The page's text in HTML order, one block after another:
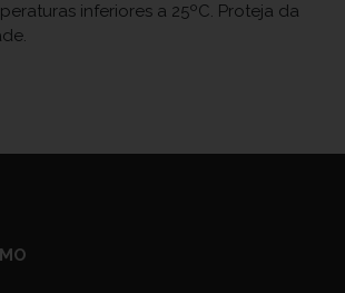
inferiores a 25ºC. Proteja da